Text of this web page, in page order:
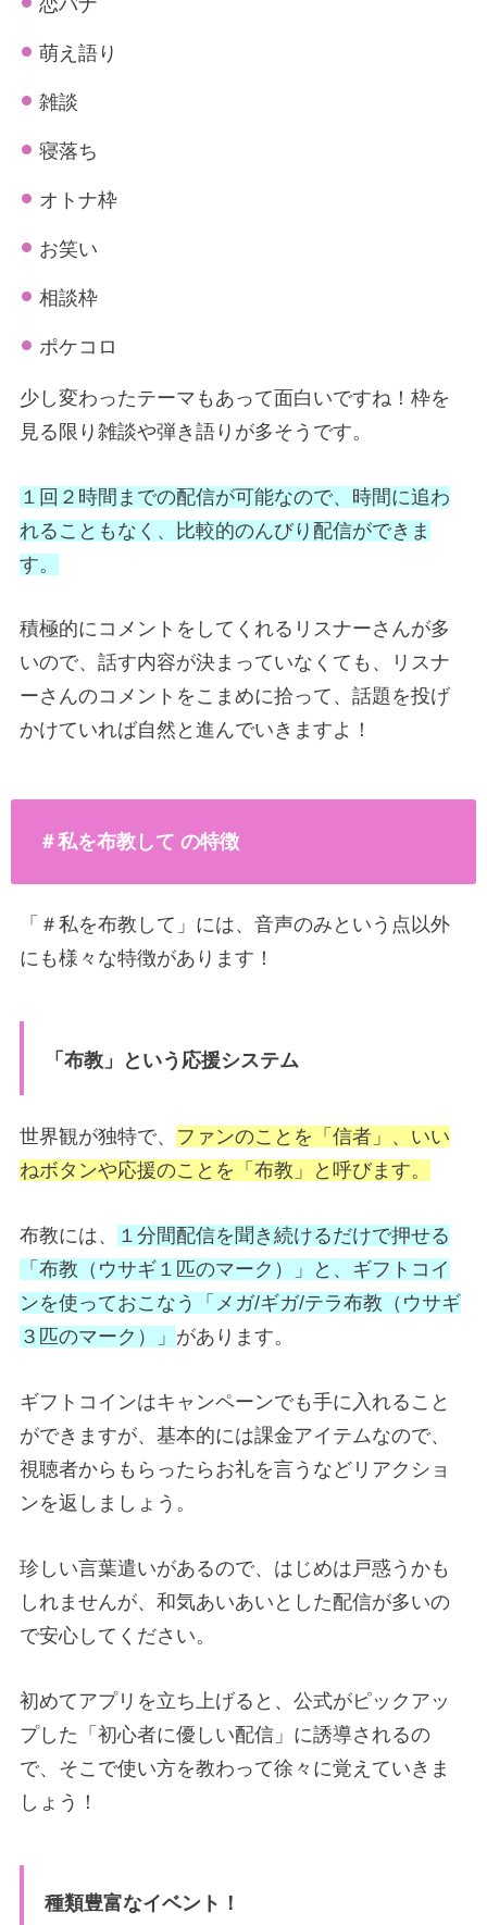
萌え語り
雑談
寝落ち
オトナ枠
お笑い
相談枠
ポケコロ
少し変わったテーマもあって面白いですね！枠を
見る限り雑談や弾き語りが多そうです。
１回２時間までの配信が可能なので、時間に追わ
れることもなく、比較的のんびり配信ができま
す。
積極的にコメントをしてくれるリスナーさんが多
いので、話す内容が決まっていなくても、リスナ
ーさんのコメントをこまめに拾って、話題を投げ
かけていれば自然と進んでいきますよ！
＃私を布教して の特徴
「＃私を布教して」には、音声のみという点以外
にも様々な特徴があります！
「布教」という応援システム
世界観が独特で、 ファンのことを「信者」、いい
ねボタンや応援のことを「布教」と呼びます。
布教には、
１分間配信を聞き続けるだけで押せる
「布教（ウサギ１匹のマーク）」と、ギフトコイ
ンを使っておこなう「メガ/ギガ/テラ布教（ウサギ
３匹のマーク）」 があります。
ギフトコインはキャンペーンでも手に入れること
ができますが、 基本的には課金アイテムなので、
視聴者からもらったらお礼を言うなどリアクショ
ンを返しましょう。
珍しい言葉遣いがあるので、はじめは戸惑うかも
しれませんが、和気あいあいとした配信が多いの
で安心してください。
初めてアプリを立ち上げると、公式がピックアッ
プした「初心者に優しい配信」に誘導されるの
で、そこで使い方を教わって徐々に覚えていきま
しょう！
種類豊富なイベント！